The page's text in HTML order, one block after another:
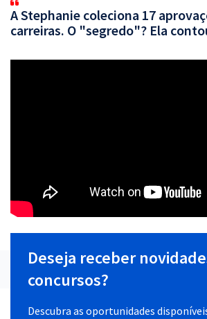
A Stephanie coleciona 17
carreiras. O "segredo"? Ela
Deseja receber
concursos?
Descubra as oportunidades